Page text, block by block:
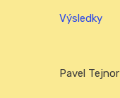
Výsledky
Pavel Tejnor